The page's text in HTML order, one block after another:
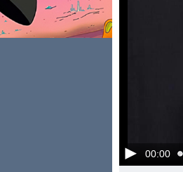
00:00